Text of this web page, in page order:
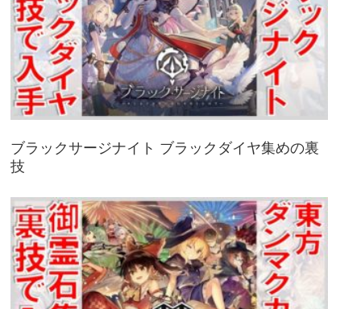
ブラックサージナイト ブラックダイヤ集めの裏
技